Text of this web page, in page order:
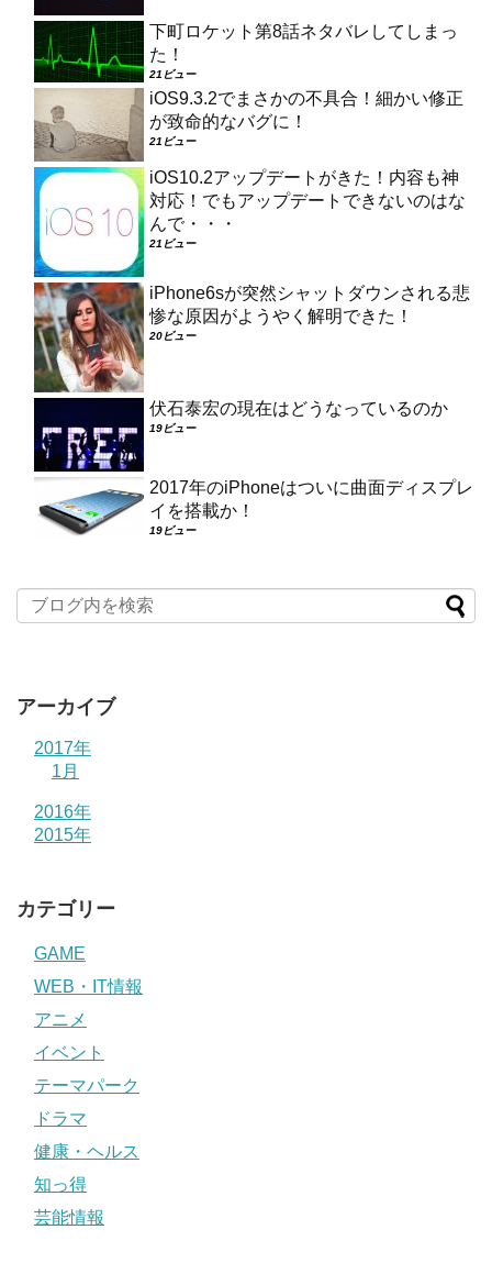
下町ロケット第8話ネタバレしてしまっ
た！
21ビュー
iOS9.3.2でまさかの不具合！細かい修正
が致命的なバグに！
21ビュー
iOS10.2アップデートがきた！内容も神
対応！でもアップデートできないのはな
んで・・・
21ビュー
iPhone6sが突然シャットダウンされる悲
惨な原因がようやく解明できた！
20ビュー
伏石泰宏の現在はどうなっているのか
19ビュー
2017年のiPhoneはついに曲面ディスプレ
イを搭載か！
19ビュー
アーカイブ
2017年
1月
2016年
2015年
カテゴリー
GAME
WEB・IT情報
アニメ
イベント
テーマパーク
ドラマ
健康・ヘルス
知っ得
芸能情報